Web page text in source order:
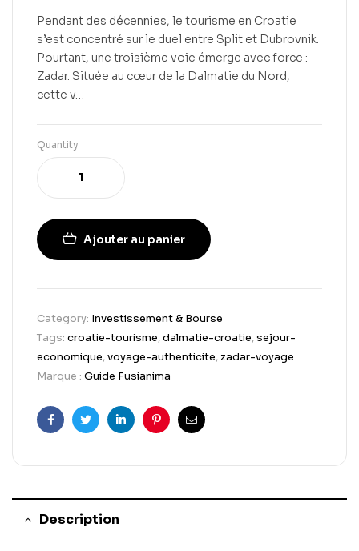
Pendant des décennies, le tourisme en Croatie
s’est concentré sur le duel entre Split et Dubrovnik.
Pourtant, une troisième voie émerge avec force :
Zadar. Située au cœur de la Dalmatie du Nord,
cette v…
Quantity
Ajouter au panier
Category: Investissement & Bourse
Tags: croatie-tourisme,dalmatie-croatie,sejour-
economique,voyage-authenticite, zadar-voyage
Marque : Guide Fusianima
FacebookTwitterLinkedinPinterestEmail
Description